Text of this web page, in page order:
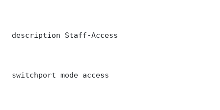
description Staff-Access
switchport mode access